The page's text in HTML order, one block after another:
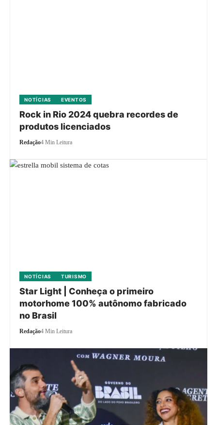
NOTÍCIAS EVENTOS
Rock in Rio 2024 quebra recordes de
produtos licenciados
Redação4 Min Leitura
NOTÍCIAS TURISMO
Star Light | Conheça o primeiro
motorhome 100% autônomo fabricado
no Brasil
Redação4 Min Leitura